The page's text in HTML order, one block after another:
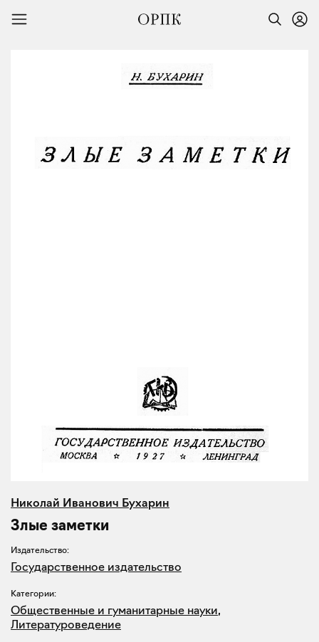
Николай Иванович Бухарин
Злые заметки
Издательство:
Государственное издательство
Категории:
Общественные и гуманитарные науки,
Литературоведение